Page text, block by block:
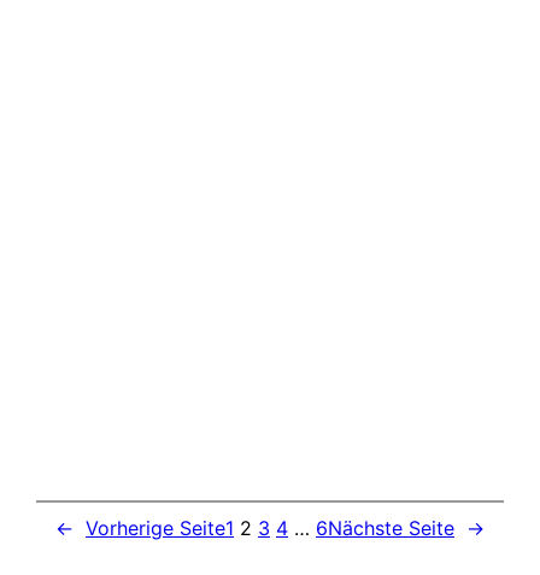
← Vorherige Seite1 2 3 4 … 6Nächste Seite →